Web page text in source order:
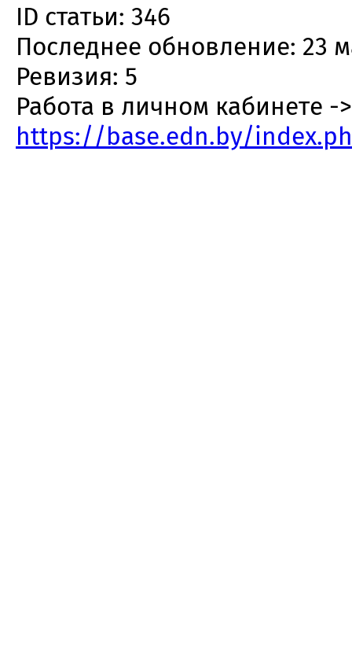
ID статьи: 346
Последнее обновление: 23
Ревизия: 5
Работа в личном кабинете -
https://base.edn.by/